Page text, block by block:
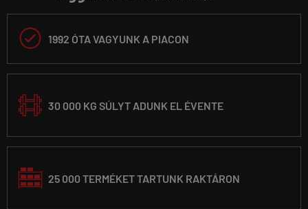
 1992 ÓTA VAGYUNK A PIACON
30 000 KG SÚLYT ADUNK EL ÉVENTE
25 000 TERMÉKET TARTUNK RAKTÁRON